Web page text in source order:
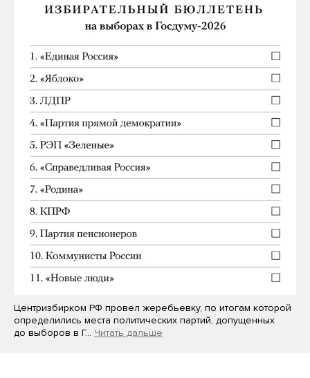
Центризбирком РФ провел жеребьевку, по итогам которой
определились места политических партий, допущенных
до выборов в Г… Читать дальше